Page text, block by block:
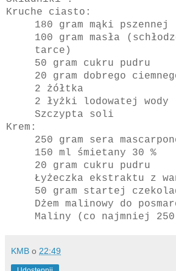
Kruche ciasto:
180 gram mąki pszennej
100 gram masła
tarce)
50 gram cukru pudru
20 gram dobrego
2 żółtka
2 łyżki lodowatej wody
Szczypta soli
Krem:
250 gram sera
150 ml śmietany 30 %
20 gram cukru pudru
Łyżeczka ekstraktu z
50 gram startej
Dżem malinowy do
Maliny (co najmniej 250
KMB o 22:49